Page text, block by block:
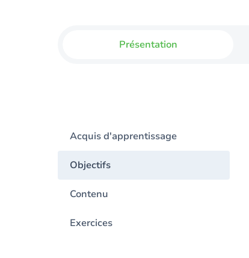
Présentation
Acquis d'apprentissage
Objectifs
Contenu
Exercices